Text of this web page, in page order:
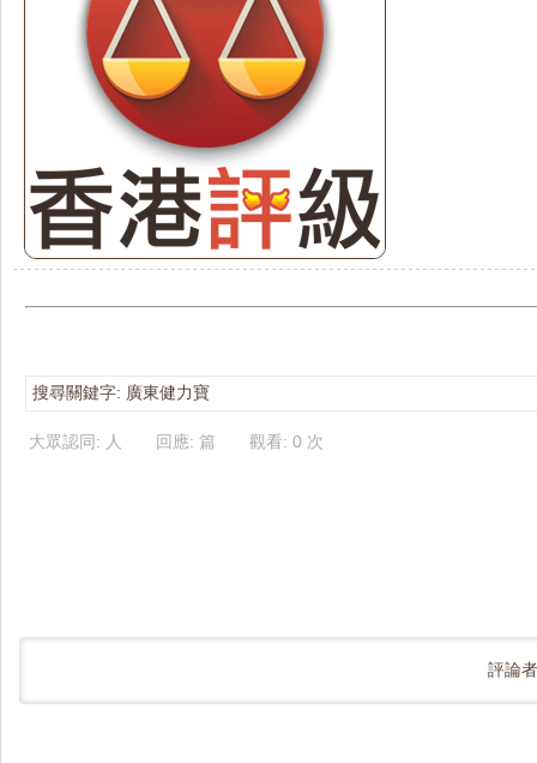
搜尋關鍵字: 廣東健力寶
大眾認同: 人 回應: 篇 觀看: 0 次
評論